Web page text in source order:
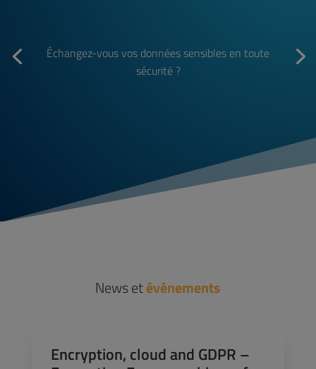
Échangez-vous vos données sensibles en toute
sécurité ?
News etévénements
Encryption, cloud and GDPR –